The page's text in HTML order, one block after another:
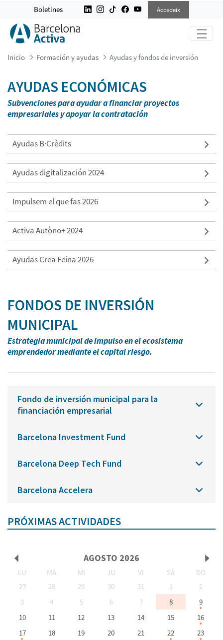
AYUDAS Y FONDOS DE INVERSIÓN
Boletines Accedeix
Inicio Formación y ayudas Ayudas y fondos de inversión
AYUDAS ECONÓMICAS
Subvenciones para ayudar a financiar proyectos
empresariales y apoyar la contratación
Ayudas B·Crèdits
Ayudas digitalización 2024
Impulsem el que fas 2026
Activa Autòno+ 2024
Ayudas Crea Feina 2026
FONDOS DE INVERSIÓN
MUNICIPAL
Estrategia municipal de impulso en el ecosistema
emprendedor mediante el capital riesgo.
Fondo de inversión municipal para la
financiación empresarial
Barcelona Investment Fund
Barcelona Deep Tech Fund
Barcelona Accelera
PRÓXIMAS ACTIVIDADES
<Ant Sig>
AGOSTO 2026
LU MA MI JU VI SÁ
DO
27
28 29 30 31 1
2
3
4 5 6 7 8
9
10
11 12 13 14 15
16
17
18 19 20 21 22
23